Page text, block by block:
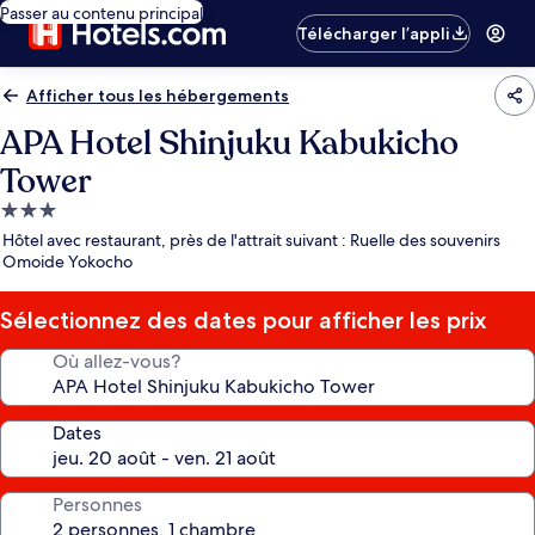
Passer au contenu principal
Télécharger l’appli
Afficher tous les hébergements
APA Hotel Shinjuku Kabukicho
Tower
Hébergement
3.0 étoiles
Hôtel avec restaurant, près de l'attrait suivant : Ruelle des souvenirs
Omoide Yokocho
Sélectionnez des dates pour afficher les prix
Où allez-vous?
Dates
Personnes